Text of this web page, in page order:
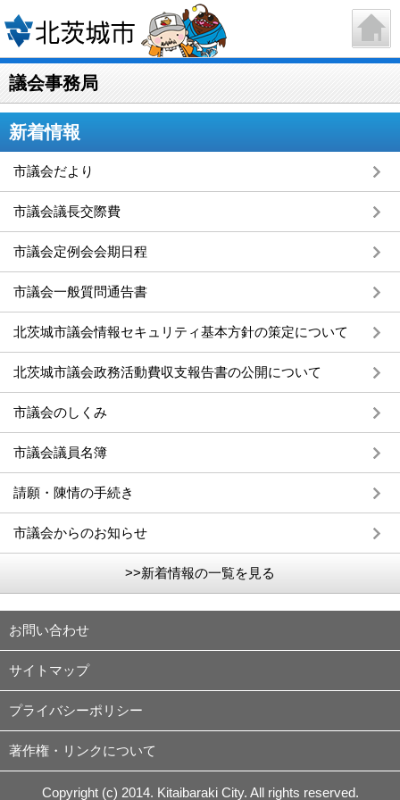
議会事務局
新着情報
市議会だより
市議会議長交際費
市議会定例会会期日程
市議会一般質問通告書
北茨城市議会情報セキュリティ基本方針の策定について
北茨城市議会政務活動費収支報告書の公開について
市議会のしくみ
市議会議員名簿
請願・陳情の手続き
市議会からのお知らせ
>>新着情報の一覧を見る
お問い合わせ
サイトマップ
プライバシーポリシー
著作権・リンクについて
Copyright (c) 2014. Kitaibaraki City. All rights reserved.